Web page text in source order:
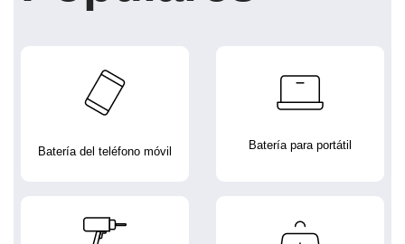
Batería del teléfono móvil Batería para portátil